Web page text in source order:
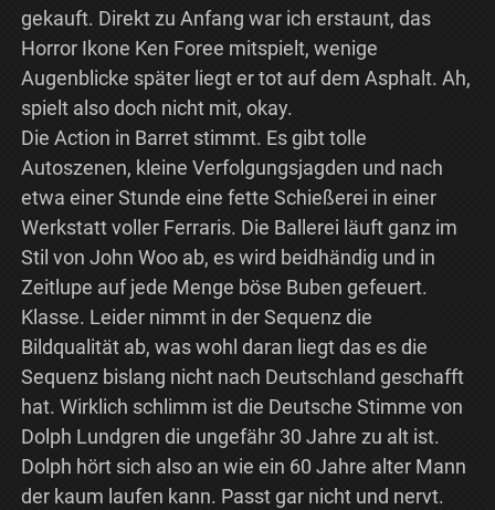
gekauft. Direkt zu Anfang war ich erstaunt, das
Horror Ikone Ken Foree mitspielt, wenige
Augenblicke später liegt er tot auf dem Asphalt. Ah,
spielt also doch nicht mit, okay.
Die Action in Barret stimmt. Es gibt tolle
Autoszenen, kleine Verfolgungsjagden und nach
etwa einer Stunde eine fette Schießerei in einer
Werkstatt voller Ferraris. Die Ballerei läuft ganz im
Stil von John Woo ab, es wird beidhändig und in
Zeitlupe auf jede Menge böse Buben gefeuert.
Klasse. Leider nimmt in der Sequenz die
Bildqualität ab, was wohl daran liegt das es die
Sequenz bislang nicht nach Deutschland geschafft
hat. Wirklich schlimm ist die Deutsche Stimme von
Dolph Lundgren die ungefähr 30 Jahre zu alt ist.
Dolph hört sich also an wie ein 60 Jahre alter Mann
der kaum laufen kann. Passt gar nicht und nervt.